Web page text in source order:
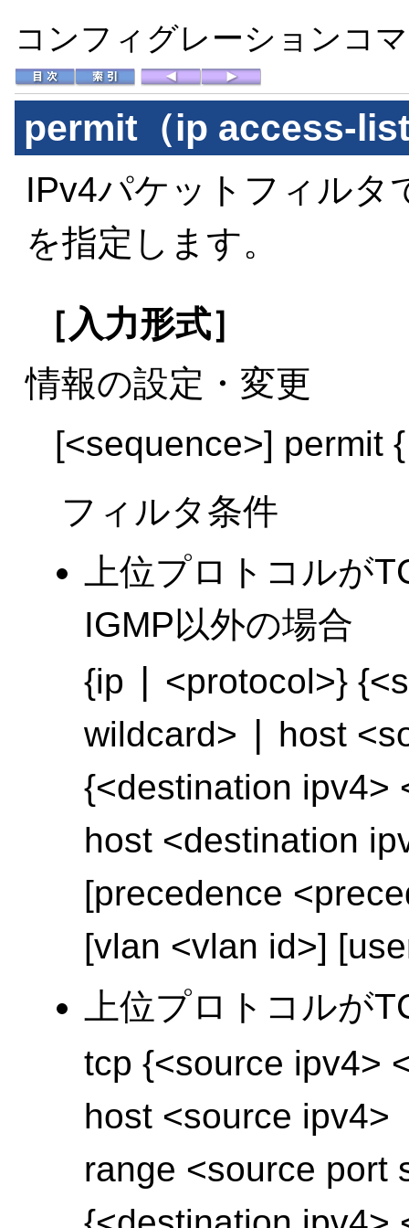
コンフィグレーションコ
permit（ip access-
IPv4パケットフィルタ
を指定します。
［入力形式］
情報の設定・変更
[<sequence>] permit
フィルタ条件
上位プロトコルが
IGMP以外の場合
{ip
<protocol>}
wildcard>
host
{<destination ipv4>
host <destination
[precedence
[vlan <vlan id>]
上位プロトコルが
tcp {<source ipv4>
host <source ipv4>
range <source port